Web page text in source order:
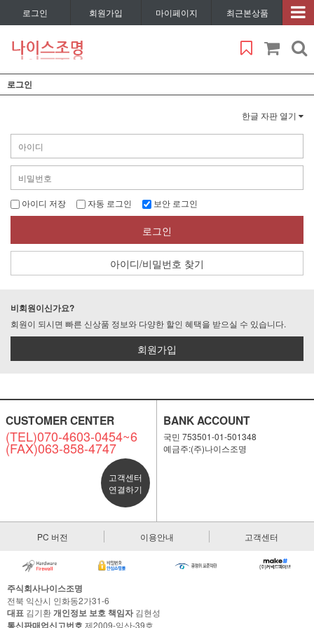
로그인 회원가입 마이페이지 최근본상품
로그인
한글 자판 열기
아이디 저장 자동 로그인 보안 로그인
로그인
아이디/비밀번호 찾기
비회원이신가요?
회원이 되시면 빠른 신상품 정보와 다양한 할인 혜택을 받으실 수 있습니다.
회원가입
CUSTOMER CENTER
(TEL)070-4603-0454~6
(FAX)063-858-4747
고객센터
연결하기
BANK ACCOUNT
국민 753501-01-501348
예금주:(주)나이스조명
PC 버전 이용안내 고객센터
주식회사나이스조명
전북 익산시 인화동2가31-6
대표 김기환개인정보 보호 책임자김현성
통신판매업신고번호 제2009-익산-39호